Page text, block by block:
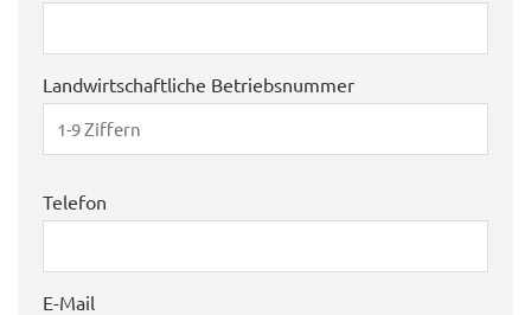
Landwirtschaftliche Betriebsnummer
Telefon
E-Mail